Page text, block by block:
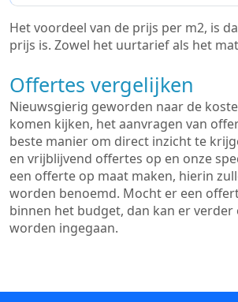
Het voordeel van de prijs per m2, is
prijs is. Zowel het uurtarief als het
Offertes vergelijken
Nieuwsgierig geworden naar de
komen kijken, het aanvragen van
beste manier om direct inzicht te
en vrijblijvend offertes op en onze
een offerte op maat maken, hierin
worden benoemd. Mocht er een
binnen het budget, dan kan er verder
worden ingegaan.